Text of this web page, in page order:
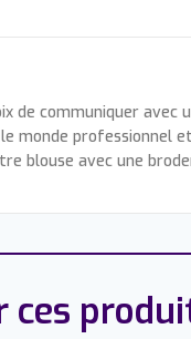
de communiquer
monde professionnel
blouse avec une
ces